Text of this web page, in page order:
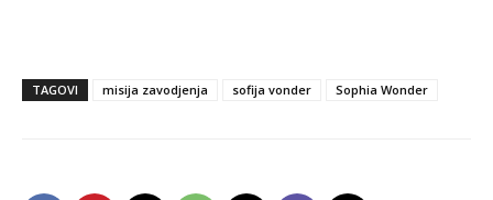
TAGOVI misija zavodjenja sofija vonder Sophia Wonder